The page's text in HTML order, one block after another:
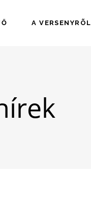
A VERSENYRÕL